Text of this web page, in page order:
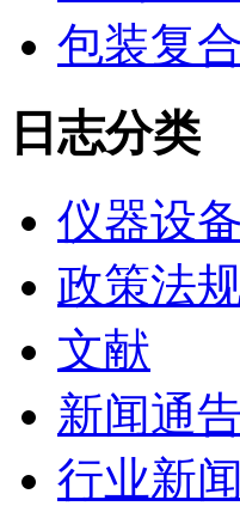
包装复
日志分类
仪器设备
政策法
文献
新闻通
行业新闻